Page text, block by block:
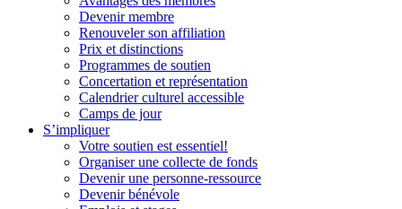
Devenir membre
Renouveler son affiliation
Prix et distinctions
Programmes de soutien
Concertation et représentation
Calendrier culturel accessible
Camps de jour
S’impliquer
Votre soutien est essentiel!
Organiser une collecte de fonds
Devenir une personne-ressource
Devenir bénévole